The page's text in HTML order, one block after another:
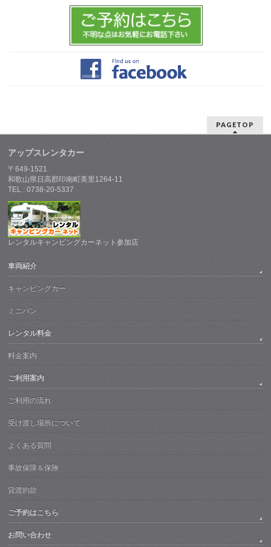
PAGETOP
アップスレンタカー
〒649-1521
和歌山県日高郡印南町美里1264-11
TEL : 0738-20-5337
レンタルキャンピングカーネット参加店
車両紹介
キャンピングカー
ミニバン
レンタル料金
料金案内
ご利用案内
ご利用の流れ
受け渡し場所について
よくある質問
事故保障＆保険
貸渡約款
ご予約はこちら
お問い合わせ